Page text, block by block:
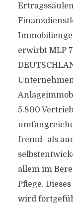
erwirbt MLP
5.800
fremd- als
allem im
Pflege.
wird